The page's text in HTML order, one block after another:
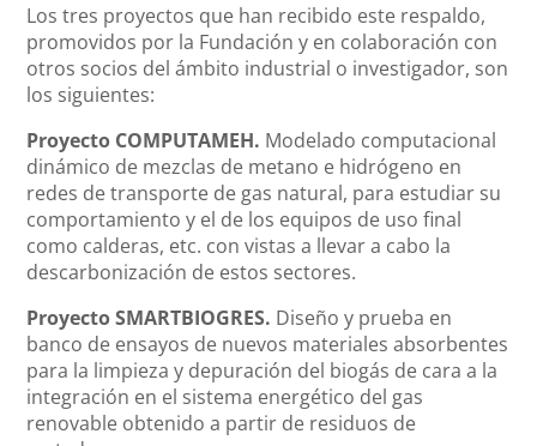
Los tres proyectos que han recibido este respaldo,
promovidos por la Fundación y en colaboración con
otros socios del ámbito industrial o investigador, son
los siguientes:
Proyecto COMPUTAMEH. Modelado computacional
dinámico de mezclas de metano e hidrógeno en
redes de transporte de gas natural, para estudiar su
comportamiento y el de los equipos de uso final
como calderas, etc. con vistas a llevar a cabo la
descarbonización de estos sectores.
Proyecto SMARTBIOGRES. Diseño y prueba en
banco de ensayos de nuevos materiales absorbentes
para la limpieza y depuración del biogás de cara a la
integración en el sistema energético del gas
renovable obtenido a partir de residuos de